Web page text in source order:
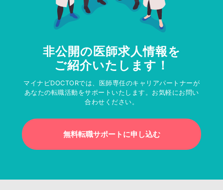
非公開の医師求人情報を
ご紹介いたします！
マイナビDOCTORでは、医師専任のキャリアパートナーが
あなたの転職活動をサポートいたします。お気軽にお問い
合わせください。
無料転職サポートに申し込む